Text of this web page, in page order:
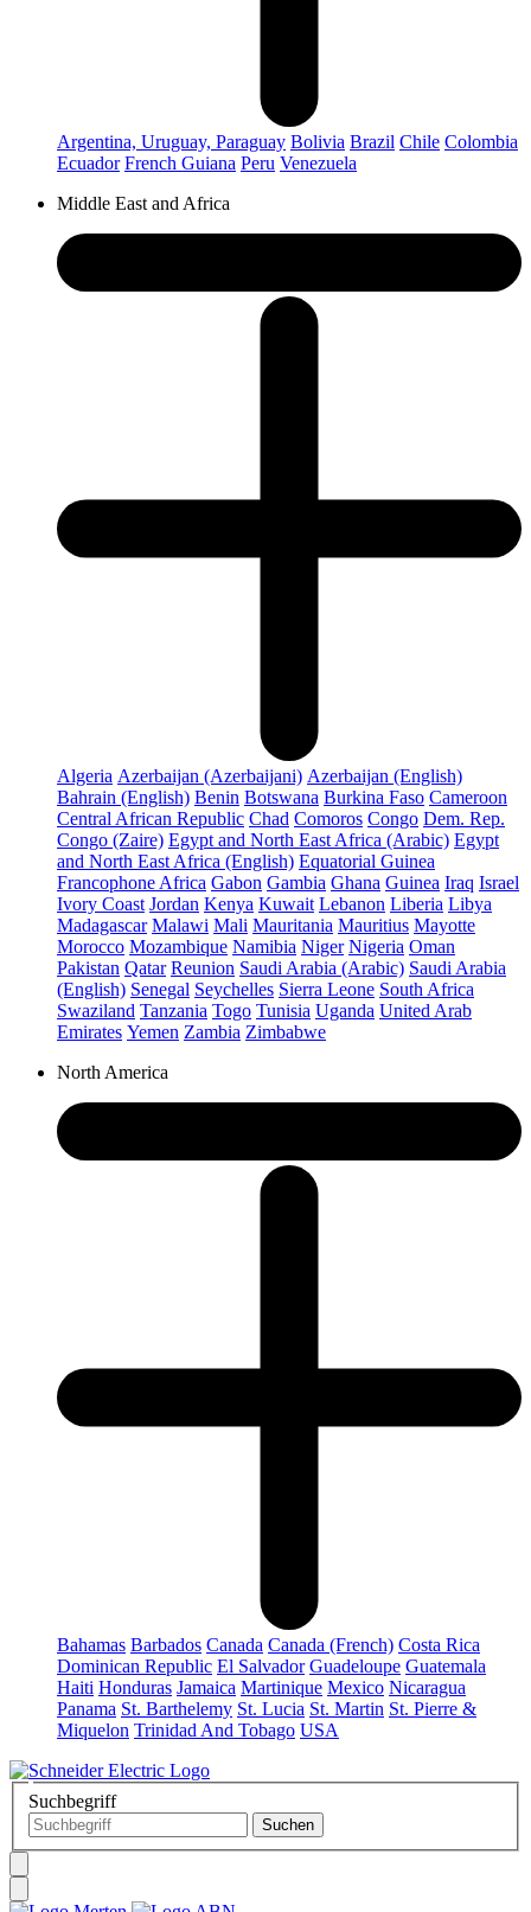
Argentina, Uruguay, Paraguay Bolivia Brazil Chile Colombia
Ecuador French Guiana Peru Venezuela
Middle East and Africa
Algeria Azerbaijan (Azerbaijani) Azerbaijan (English)
Bahrain (English) Benin Botswana Burkina Faso Cameroon
Central African Republic Chad Comoros Congo Dem. Rep.
Congo (Zaire) Egypt and North East Africa (Arabic) Egypt
and North East Africa (English) Equatorial Guinea
Francophone Africa Gabon Gambia Ghana Guinea Iraq Israel
Ivory Coast Jordan Kenya Kuwait Lebanon Liberia Libya
Madagascar Malawi Mali Mauritania Mauritius Mayotte
Morocco Mozambique Namibia Niger Nigeria Oman
Pakistan Qatar Reunion Saudi Arabia (Arabic) Saudi Arabia
(English) Senegal Seychelles Sierra Leone South Africa
Swaziland Tanzania Togo Tunisia Uganda United Arab
Emirates Yemen Zambia Zimbabwe
North America
Bahamas Barbados Canada Canada (French) Costa Rica
Dominican Republic El Salvador Guadeloupe Guatemala
Haiti Honduras Jamaica Martinique Mexico Nicaragua
Panama St. Barthelemy St. Lucia St. Martin St. Pierre &
Miquelon Trinidad And Tobago USA
Suchbegriff